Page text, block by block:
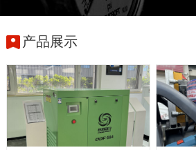
产品展示